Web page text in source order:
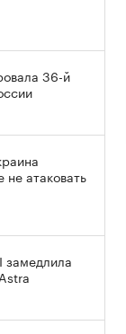
36-й
атаковать
замедлила